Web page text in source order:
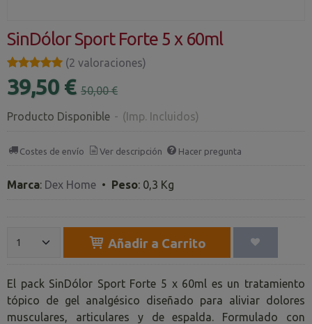
SinDólor Sport Forte 5 x 60ml
★★★★★
★★★★★ (2 valoraciones)
39,50 € 50,00 €
Producto Disponible - (Imp. Incluidos)
Costes de envío Ver descripción Hacer pregunta
Marca: Dex Home • Peso: 0,3 Kg
Añadir a Carrito
El pack SinDólor Sport Forte 5 x 60ml es un tratamiento
tópico de gel analgésico diseñado para aliviar dolores
musculares, articulares y de espalda. Formulado con